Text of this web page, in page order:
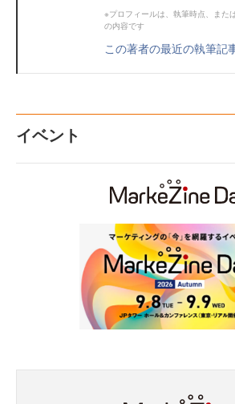
※プロフィールは、執筆時点、また
の内容です
この著者の最近の執筆記
イベント